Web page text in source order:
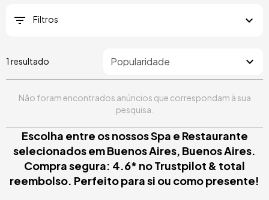
Filtros
1 resultado
Não foram encontrados anúncios que correspondam à sua
pesquisa.
Escolha entre os nossos Spa e Restaurante
selecionados em Buenos Aires, Buenos Aires.
Compra segura: 4.6* no Trustpilot & total
reembolso. Perfeito para si ou como presente!